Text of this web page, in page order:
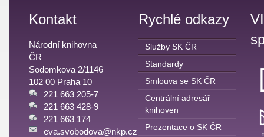
Kontakt
Národní knihovna
ČR
Sodomkova 2/1146
102 00 Praha 10
221 663 205-7
221 663 428-9
221 663 174
eva.svobodova@nkp.cz
Rychlé odkazy
Služby SK ČR
Standardy
Smlouva se SK ČR
Centrální adresář
knihoven
Prezentace o SK ČR